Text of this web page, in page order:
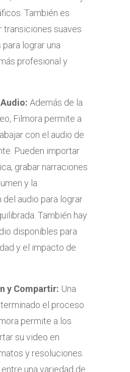
También es
transiciones suaves
lograr una
profesional y
Además de la
Filmora permite a
con el audio de
Pueden importar
grabar narraciones
y la
audio para lograr
También hay
disponibles para
y el impacto de
y Compartir: Una
el proceso
permite a los
su video en
y resoluciones.
una variedad de